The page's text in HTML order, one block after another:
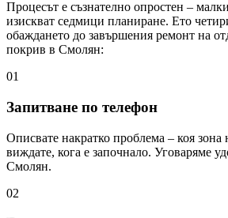
Процесът е съзнателно опростен –
изискват седмици планиране. Ето
обаждането до завършения ремонт на
покрив в Смолян:
01
Запитване по телефон
Описвате накратко проблема – коя зона
виждате, кога е започнало. Уговаряме
Смолян.
02